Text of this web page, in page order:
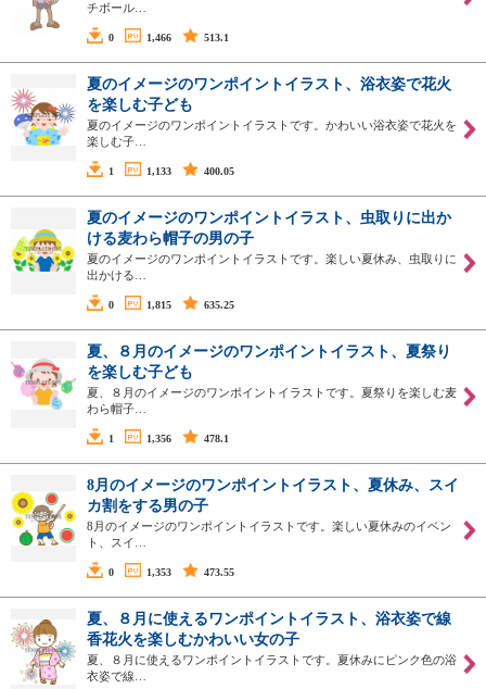
チボール…
0 1,466 513.1
夏のイメージのワンポイントイラスト、浴衣姿で花火
を楽しむ子ども
夏のイメージのワンポイントイラストです。かわいい浴衣姿で花火を
楽しむ子…
1 1,133 400.05
夏のイメージのワンポイントイラスト、虫取りに出か
ける麦わら帽子の男の子
夏のイメージのワンポイントイラストです。楽しい夏休み、虫取りに
出かける…
0 1,815 635.25
夏、８月のイメージのワンポイントイラスト、夏祭り
を楽しむ子ども
夏、８月のイメージのワンポイントイラストです。夏祭りを楽しむ麦
わら帽子…
1 1,356 478.1
8月のイメージのワンポイントイラスト、夏休み、スイ
カ割をする男の子
8月のイメージのワンポイントイラストです。楽しい夏休みのイベン
ト、スイ…
0 1,353 473.55
夏、８月に使えるワンポイントイラスト、浴衣姿で線
香花火を楽しむかわいい女の子
夏、８月に使えるワンポイントイラストです。夏休みにピンク色の浴
衣姿で線…